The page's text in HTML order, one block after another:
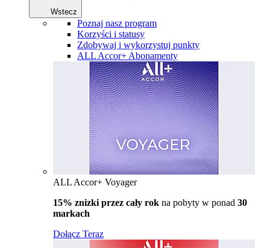
Wstecz
Poznaj nasz program
Korzyści i statusy
Zdobywaj i wykorzystuj punkty
ALL Accor+ Abonamenty
ALL Accor+ Voyager
15% znizki przez cały rok na pobyty w ponad 30
markach
Dołącz Teraz